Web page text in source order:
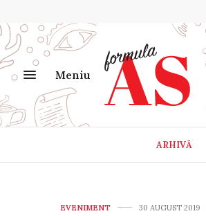
Meniu
ARHIVĂ
EVENIMENT 30 AUGUST 2019